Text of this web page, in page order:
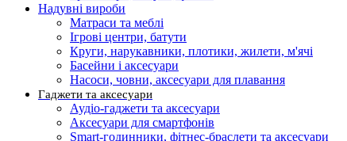
Надувні вироби
Матраси та меблі
Ігрові центри, батути
Круги, нарукавники, плотики, жилети, м'ячі
Басейни і аксесуари
Насоси, човни, аксесуари для плавання
Гаджети та аксесуари
Аудіо-гаджети та аксесуари
Аксесуари для смартфонів
Smart-годинники, фітнес-браслети та аксесуари